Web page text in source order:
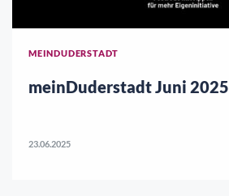
MEINDUDERSTADT
meinDuderstadt Juni 2025
23.06.2025